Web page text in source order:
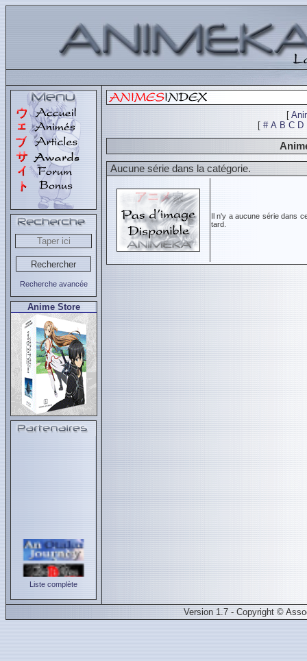
Recherche avancée
Anime Store
Liste complète
[
[ # A B C D
Aucune série dans la catégorie.
Il n'y a aucune série dans
tard.
Version 1.7 - Copyright ©